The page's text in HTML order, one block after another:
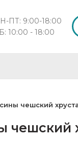
ПТ: 9:00-18:00
10:00 - 18:00
чешский
чешский